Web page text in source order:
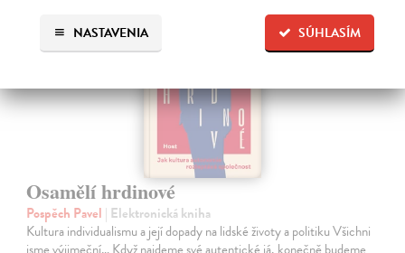
SÚHLASÍM
NASTAVENIA
Osamělí hrdinové
Pospěch Pavel | Elektronická kniha
Kultura individualismu a její dopady na lidské životy a politiku Všichni